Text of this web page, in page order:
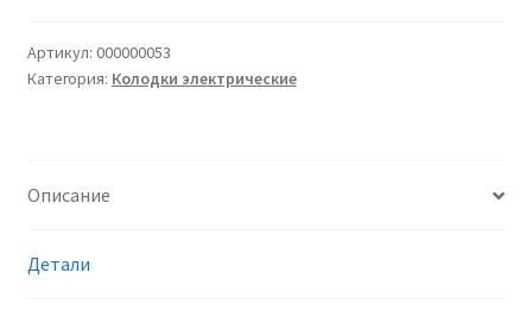
Артикул: 000000053
Категория: Колодки электрические
Описание
Детали